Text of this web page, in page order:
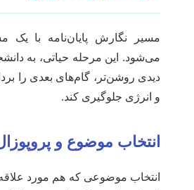
مسیر نگارش پایان‌نامه با یک
می‌شود. این مرحله حیاتی، به
دیدی روشن‌تر، گام‌های بعدی را
و انرژی جلوگیری کند.
انتخاب موضوع و
انتخاب موضوعی که هم مورد